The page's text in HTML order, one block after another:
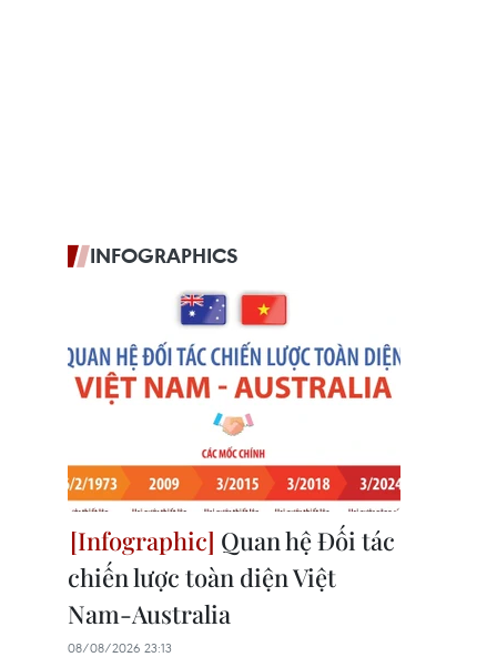
INFOGRAPHICS
Quan hệ Đối tác
chiến lược toàn diện Việt
Nam-Australia
08/08/2026 23:13